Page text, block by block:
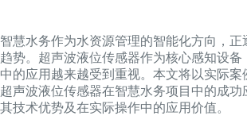
智慧水务作为水资源管理的智能化方向，正
趋势。超声波液位传感器作为核心感知设备
中的应用越来越受到重视。本文将以实际
超声波液位传感器在智慧水务项目中的成
其技术优势及在实际操作中的应用价值。